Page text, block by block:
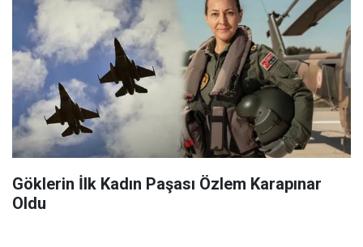
Göklerin İlk Kadın Paşası Özlem Karapınar
Oldu